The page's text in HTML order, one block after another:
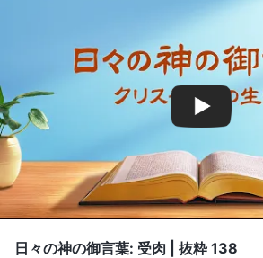
日々の神の御言葉: 受肉 | 抜粋 138